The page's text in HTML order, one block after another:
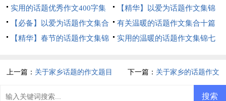
篇
实用的话题优秀作文400字集
锦6篇
【精华】以爱为话题作文集锦
9篇
【必备】以爱为话题作文集合
九篇
有关温暖的话题作文集合十篇
【精华】春节的话题作文集锦
实用的温暖的话题作文集锦七
上一篇： 关于家乡话题的作文题目 下一篇： 关于家乡的话题作文